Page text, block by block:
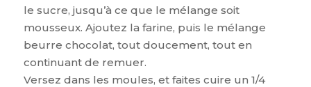
le sucre, jusqu’à ce que le mélange soit
mousseux. Ajoutez la farine, puis le mélange
beurre chocolat, tout doucement, tout en
continuant de remuer.
Versez dans les moules, et faites cuire un 1/4